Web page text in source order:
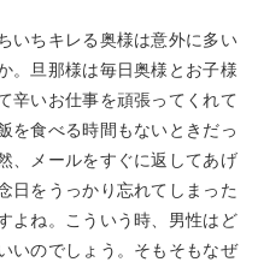
いちキレる奥様は意外に多い
。旦那様は毎日奥様とお子様
辛いお仕事を頑張ってくれて
を食べる時間もないときだっ
、メールをすぐに返してあげ
日をうっかり忘れてしまった
よね。こういう時、男性はど
いのでしょう。そもそもなぜ